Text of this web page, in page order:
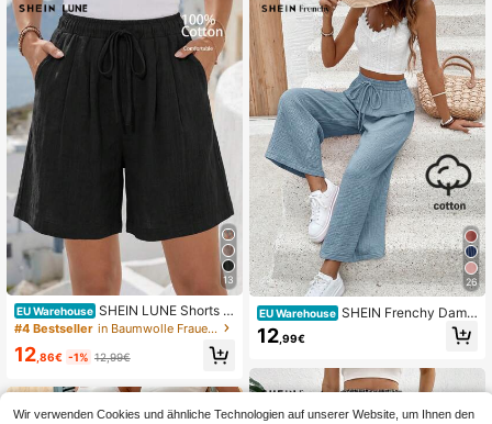
13
EU Warehouse SHEIN LUNE Shorts m
it weitem Beinschnitt Einfarbig Knot
#4 Bestseller in Baumwolle Frauen Shorts
12 ,86€ -1% 12,99€
26
EU Warehouse SHEIN Frenchy Dame
n einfarbige Hose im minimalistisch
en Stil, geeignet für den Sommer
12 ,99€
Wir verwenden Cookies und ähnliche Technologien auf unserer Website, um Ihnen den